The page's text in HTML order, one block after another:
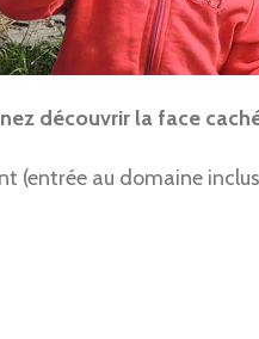
découvrir la face
(entrée au domaine